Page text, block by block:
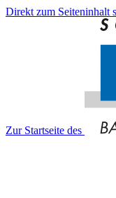
Direkt zum Seiteninhalt
Zur Startseite des